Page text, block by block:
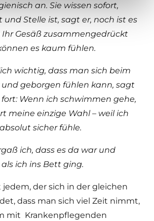
an. Sie wissen sofort,
und Stelle ist, sagt er, noch ist es
Gesäß zusammengedrückt
es kaum fühlen.
wichtig, dass man sich beim
und geborgen fühlen kann, sagt
Wenn ich schwimmen gehe,
meine einzige Wahl – weil ich
sicher fühle.
ich, dass es da war und
ich ins Bett ging.
der sich in der gleichen
dass man sich viel Zeit nimmt,
mit Krankenpflegenden